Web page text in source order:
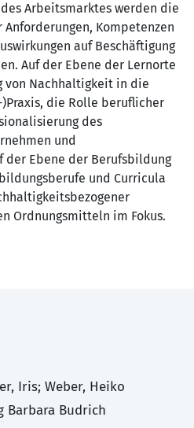
Arbeitsmarktes werden die
Kompetenzen
auf Beschäftigung
Auf der Ebene der Lernorte
von Nachhaltigkeit in die
die Rolle beruflicher
des
und
der Ebene der Berufsbildung
und Curricula
Ordnungsmitteln im Fokus.
Iris; Weber, Heiko
Barbara Budrich